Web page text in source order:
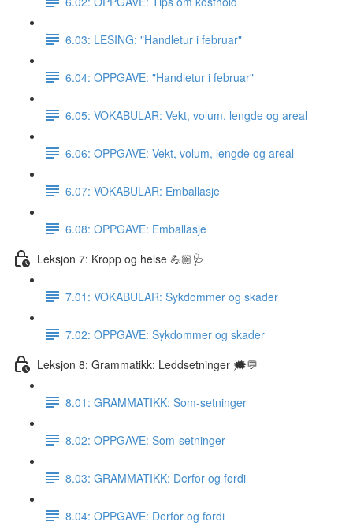
6.03: LESING: "Handletur i februar"
6.04: OPPGAVE: "Handletur i februar"
6.05: VOKABULAR: Vekt, volum, lengde og areal
6.06: OPPGAVE: Vekt, volum, lengde og areal
6.07: VOKABULAR: Emballasje
6.08: OPPGAVE: Emballasje
Leksjon 7: Kropp og helse 💪🏼🩺
7.01: VOKABULAR: Sykdommer og skader
7.02: OPPGAVE: Sykdommer og skader
Leksjon 8: Grammatikk: Leddsetninger 🗯💬
8.01: GRAMMATIKK: Som-setninger
8.02: OPPGAVE: Som-setninger
8.03: GRAMMATIKK: Derfor og fordi
8.04: OPPGAVE: Derfor og fordi